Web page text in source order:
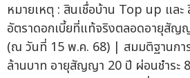
หมายเหตุ : สินเชื่อบ้าน Top up และ
อัตราดอกเบี้ยที่แท้จริงตลอดอายุสัญ
(ณ วันที่ 15 พ.ค. 68) | สมมติฐานกา
ล้านบาท อายุสัญญา 20 ปี ผ่อนชำระ